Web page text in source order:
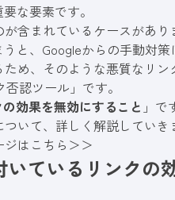
な要素です。
含まれているケースがあり
と、Googleからの手動対
め、そのような悪質なリン
否認ツール 」です。
効果を無効にすること 」で
いて、詳しく解説していき
はこちら＞＞
いているリンクの